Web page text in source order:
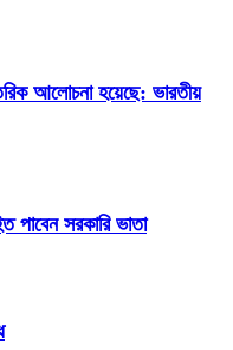
আলোচনা হয়েছে: ভারতীয়
পাবেন সরকারি ভাতা